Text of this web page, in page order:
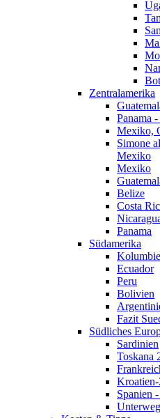
Zentralamerika
Panama
Mexiko,
Simone
Mexiko
Mexiko
Belize
Costa
Panama
Südamerika
Ecuador
Peru
Bolivien
Fazit
Südliches
Sardinien
Toskana
Spanien